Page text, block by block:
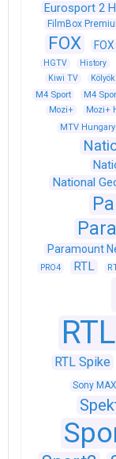
Eurosport 2
FilmBox
FOX
HGTV History
Kiwi TV
M4 Sport M4
Mozi+ Mozi+
MTV Hungary
National
Paramount
PRO4 RTL
RTL Spike
Sony MAX